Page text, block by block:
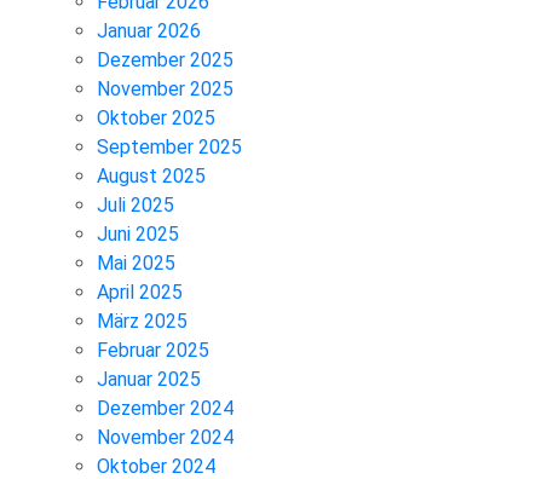
Januar 2026
Dezember 2025
November 2025
Oktober 2025
September 2025
August 2025
Juli 2025
Juni 2025
Mai 2025
April 2025
März 2025
Februar 2025
Januar 2025
Dezember 2024
November 2024
Oktober 2024